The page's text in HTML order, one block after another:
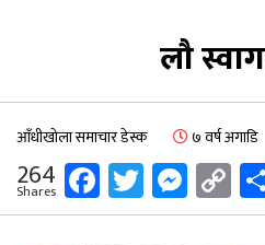
लौ
आँधीखोला समाचार डेस्क ७ वर्ष अगाडि
264
Shares Facebook
Twitter